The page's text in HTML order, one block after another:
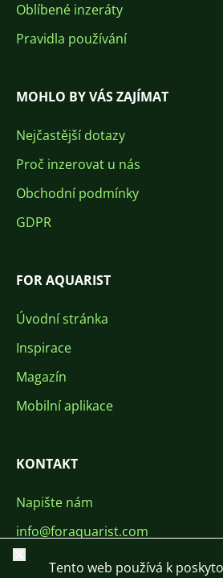
Oblíbené inzeráty
Pravidla používání
MOHLO BY VÁS ZAJÍMAT
Nejčastější dotazy
Proč inzerovat u nás
Obchodní podmínky
GDPR
FOR AQUARIST
Úvodní stránka
Inspirace
Magazín
Mobilní aplikace
KONTAKT
Napište nám
info@foraquarist.com
+420 603 449 602
Zavřít
Tento web používá k